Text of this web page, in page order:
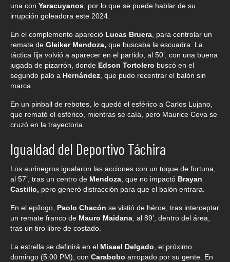
una con Yaracuyanos , por lo que se puede hablar de su
irrupción goleadora este 2024.
En el complemento apareció Lucas Bruera , para controlar un
remate de Gleiker Mendoza, que buscaba la escuadra. La
táctica fija volvió a aparecer en el partido, al 50’, con una buena
jugada de pizarrón, donde Edson Tortolero buscó en el
segundo palo a Hernández , que pudo recentrar el balón sin
marca.
En un pinball de rebotes, le quedó el esférico a Carlos Lujano,
que remató el esférico, mientras se caía, pero Maurice Cova se
cruzó en la trayectoria.
Igualdad del Deportivo Táchira
Los aurinegros igualaron las acciones con un toque de fortuna,
al 57’, tras un centro de Mendoza , que no impactó Brayan
Castillo, pero generó distracción para que el balón entrara.
En el epílogo, Paolo Chacón se vistió de héroe, tras interceptar
un remate franco de Mauro Maidana , al 89’, dentro del área,
tras un tiro libre de costado.
La estrella se definirá en el Misael Delgado , el próximo
domingo (5:00 PM), con Carabobo arropado por su gente. En